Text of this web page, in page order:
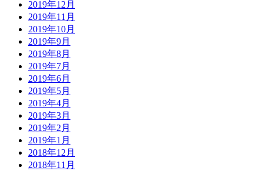
2019年12月
2019年11月
2019年10月
2019年9月
2019年8月
2019年7月
2019年6月
2019年5月
2019年4月
2019年3月
2019年2月
2019年1月
2018年12月
2018年11月